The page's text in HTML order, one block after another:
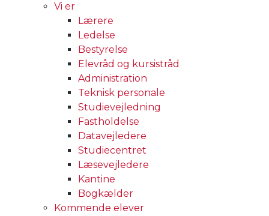
Vi er
Lærere
Ledelse
Bestyrelse
Elevråd og kursistråd
Administration
Teknisk personale
Studievejledning
Fastholdelse
Datavejledere
Studiecentret
Læsevejledere
Kantine
Bogkælder
Kommende elever